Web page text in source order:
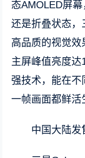
态AMOLED屏
还是折叠状态，
高品质的视觉效
主屏峰值亮度达
强技术，能在
一帧画面都鲜活
中国大陆发